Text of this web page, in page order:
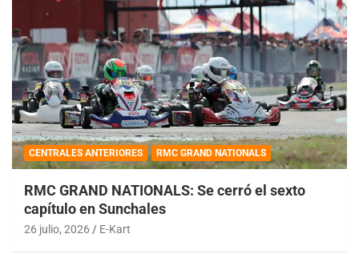
CENTRALES ANTERIORES RMC GRAND NATIONALS
RMC GRAND NATIONALS: Se cerró el sexto
capítulo en Sunchales
26 julio, 2026 E-Kart